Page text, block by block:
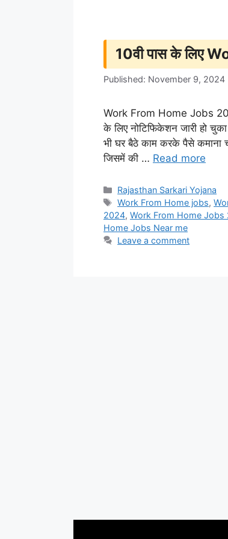
10वी पास के लिए
Published: November 9,
Work From Home Jobs
के लिए नोटिफिकेशन जारी हो
भी घर बैठे काम करके पैसे
जिसमें की … Read more
Categories
Rajasthan Sarkari Yojana
Tags
Work From Home jobs,
2024, Work From Home Jobs
Home Jobs Near me
Leave a comment